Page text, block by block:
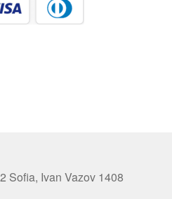
Sofia, Ivan Vazov 1408